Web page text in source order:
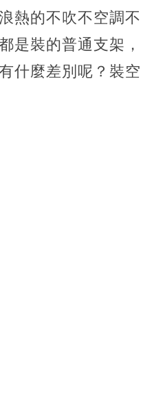
熱的不吹不空調不
是裝的普通支架，
什麼差別呢？裝空